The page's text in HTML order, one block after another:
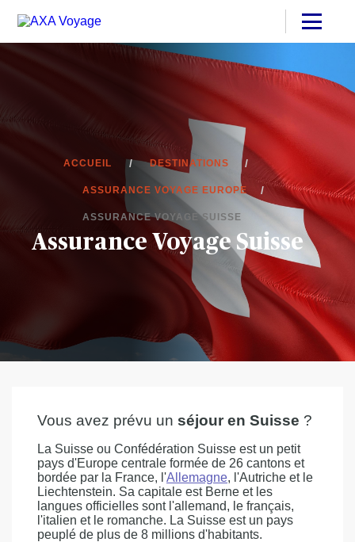
ACCUEIL DESTINATIONS
ASSURANCE VOYAGE EUROPE
ASSURANCE VOYAGE SUISSE
Assurance Voyage Suisse
Vous avez prévu un séjour en Suisse ?
La Suisse ou Confédération Suisse est un petit
pays d'Europe centrale formée de 26 cantons et
bordée par la France, l'Allemagne, l'Autriche et le
Liechtenstein. Sa capitale est Berne et les
langues officielles sont l'allemand, le français,
l'italien et le romanche. La Suisse est un pays
peuplé de plus de 8 millions d'habitants.